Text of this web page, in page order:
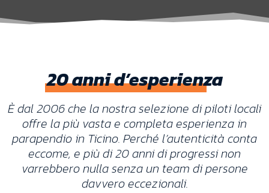
20 anni d’esperienza
È dal 2006 che la nostra selezione di piloti locali
offre la più vasta e completa esperienza in
parapendio in Ticino. Perché l’autenticità conta
eccome, e più di 20 anni di progressi non
varrebbero nulla senza un team di persone
davvero eccezionali.